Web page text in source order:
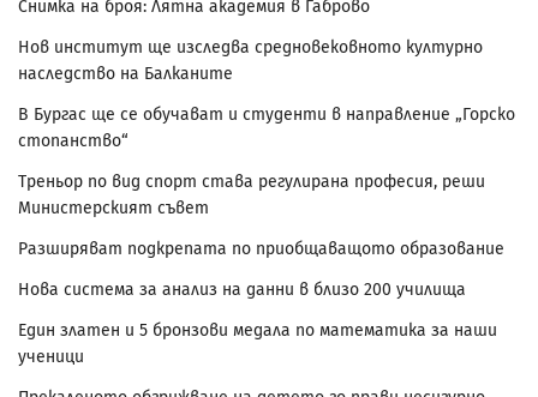
Снимка на броя: Лятна академия в Габрово
Нов институт ще изследва средновековното културно
наследство на Балканите
В Бургас ще се обучават и студенти в направление „Горско
стопанство“
Треньор по вид спорт става регулирана професия, реши
Министерският съвет
Разширяват подкрепата по приобщаващото образование
Нова система за анализ на данни в близо 200 училища
Един златен и 5 бронзови медала по математика за наши
ученици